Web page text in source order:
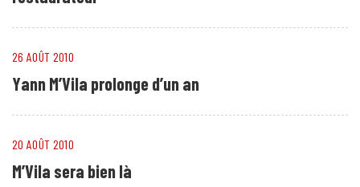
26 AOÛT 2010
Yann M’Vila prolonge d’un an
20 AOÛT 2010
M’Vila sera bien là